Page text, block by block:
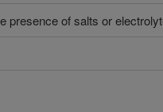
presence of salts or